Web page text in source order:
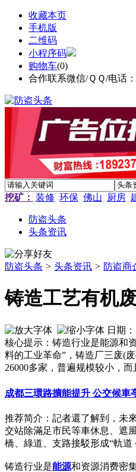
收藏本页
手机版
二维码
小程序码
购物车(0)
合作联系微信/ＱＱ/电话
挖矿： 装修 环保 佛山 厨房
防盗头条
头条资讯
防盗头条 > 头条资讯 > 防盗商
铸造工艺有机
日期
核心提示：铸造行业是能源和
料的工业革命”，铸造厂三废(
26000多家，普遍规模较小，
成都三環路擴能提升 公交候車
推荐简介：記者還了解到，未
交站除滿足市民等車休息、遮
橋、綠道、支路接駁形成“軌道
铸造行业是能源和资源消费密